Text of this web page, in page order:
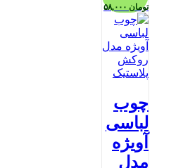
تومان
چوب
لباسی
آویژه
مدل